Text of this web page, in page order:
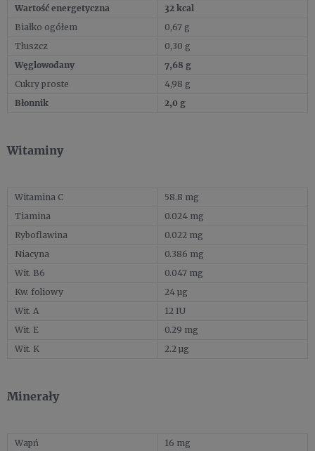
Wartość energetyczna
32 kcal
Białko ogółem
0,67 g
Tłuszcz
0,30 g
Węglowodany
7,68 g
Cukry proste
4,98 g
Błonnik
2,0 g
Witaminy
Witamina C
58.8 mg
Tiamina
0.024 mg
Ryboflawina
0.022 mg
Niacyna
0.386 mg
Wit. B6
0.047 mg
Kw. foliowy
24 µg
Wit. A
12 IU
Wit. E
0.29 mg
Wit. K
2.2 µg
Minerały
Wapń 16 mg